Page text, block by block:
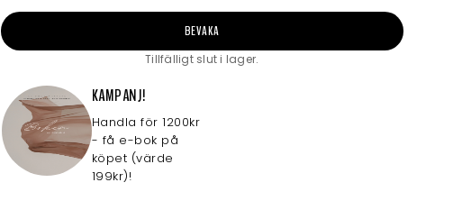
BEVAKA
Tillfälligt slut i lager.
KAMPANJ!
Handla för 1200kr
- få e-bok på
köpet (värde
199kr)!